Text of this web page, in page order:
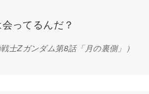
ってるんだ？
戦士Zガンダム第8話「月の裏側」）